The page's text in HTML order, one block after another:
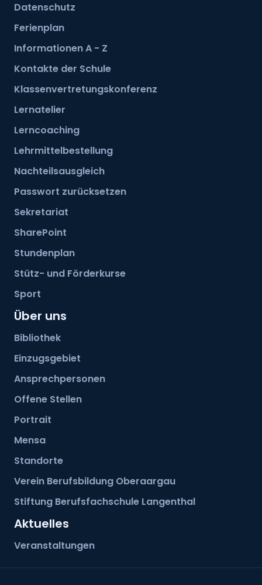
Datenschutz
Ferienplan
Informationen A - Z
Kontakte der Schule
Klassenvertretungskonferenz
Lernatelier
Lerncoaching
Lehrmittelbestellung
Nachteilsausgleich
Passwort zurücksetzen
Sekretariat
SharePoint
Stundenplan
Stütz- und Förderkurse
Sport
Über uns
Bibliothek
Einzugsgebiet
Ansprechpersonen
Offene Stellen
Portrait
Mensa
Standorte
Verein Berufsbildung Oberaargau
Stiftung Berufsfachschule Langenthal
Aktuelles
Veranstaltungen